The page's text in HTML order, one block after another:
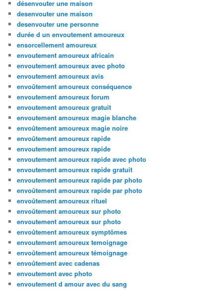
désenvouter une maison
desenvouter une maison
desenvouter une personne
durée d un envoutement amoureux
ensorcellement amoureux
envoutement amoureux africain
envoutement amoureux avec photo
envoutement amoureux avis
envoûtement amoureux conséquence
envoutement amoureux forum
envoutement amoureux gratuit
envoutement amoureux magie blanche
envoûtement amoureux magie noire
envoûtement amoureux rapide
envoutement amoureux rapide
envoutement amoureux rapide avec photo
envoutement amoureux rapide gratuit
envoutement amoureux rapide par photo
envoûtement amoureux rapide par photo
envoûtement amoureux rituel
envoûtement amoureux sur photo
envoutement amoureux sur photo
envoûtement amoureux symptômes
envoutement amoureux temoignage
envoûtement amoureux témoignage
envoûtement avec cadenas
envoutement avec photo
envoutement d amour avec du sang